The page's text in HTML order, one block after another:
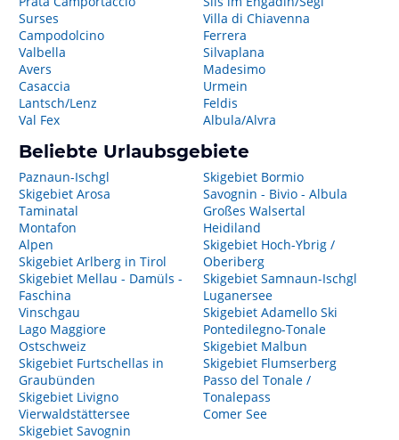
Surses
Campodolcino
Valbella
Avers
Casaccia
Lantsch/Lenz
Val Fex
Villa di Chiavenna
Ferrera
Silvaplana
Madesimo
Urmein
Feldis
Albula/Alvra
Beliebte Urlaubsgebiete
Paznaun-Ischgl
Skigebiet Arosa
Taminatal
Montafon
Alpen
Skigebiet Arlberg in Tirol
Skigebiet Mellau - Damüls -
Faschina
Vinschgau
Lago Maggiore
Ostschweiz
Skigebiet Furtschellas in
Graubünden
Skigebiet Livigno
Vierwaldstättersee
Skigebiet Savognin
Skigebiet Bormio
Savognin - Bivio - Albula
Großes Walsertal
Heidiland
Skigebiet Hoch-Ybrig /
Oberiberg
Skigebiet Samnaun-Ischgl
Luganersee
Skigebiet Adamello Ski
Pontedilegno-Tonale
Skigebiet Malbun
Skigebiet Flumserberg
Passo del Tonale /
Tonalepass
Comer See